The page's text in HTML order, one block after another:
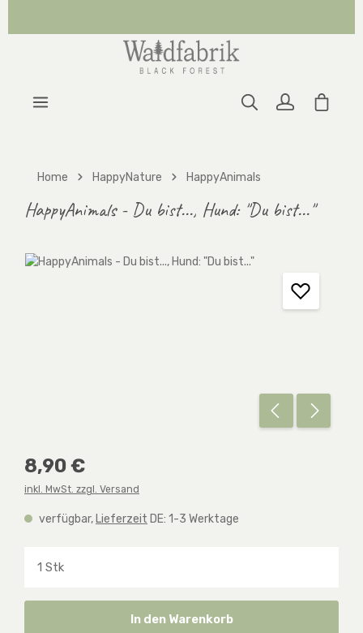
Home HappyNature HappyAnimals
HappyAnimals - Du bist..., Hund: "Du bist..."
Bildergalerie überspringen
Regulärer Preis:
8,90 €
inkl. MwSt. zzgl. Versand
verfügbar, Lieferzeit DE: 1-3 Werktage
In den Warenkorb